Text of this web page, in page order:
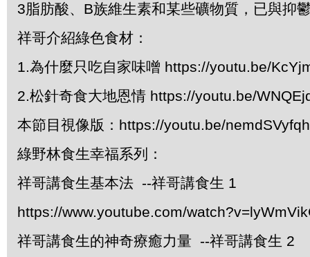
3脂肪酸、B族維生素和某些礦物質，已與抑
祥哥介紹綠色食材：
1.為什麼只吃自家味噌 https://youtu.be/
2.松針奇食大地恩情 https://youtu.be/
本節目視像版：https://youtu.be/
綠野林食生幸福系列：
祥哥講食生基本法 --祥哥講食生 1
https://www.youtube.com/
祥哥講食生的神奇療癒力量 --祥哥講食生 2